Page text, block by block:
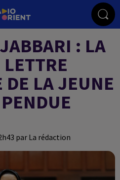
: LA
DE LA JEUNE
par La rédaction